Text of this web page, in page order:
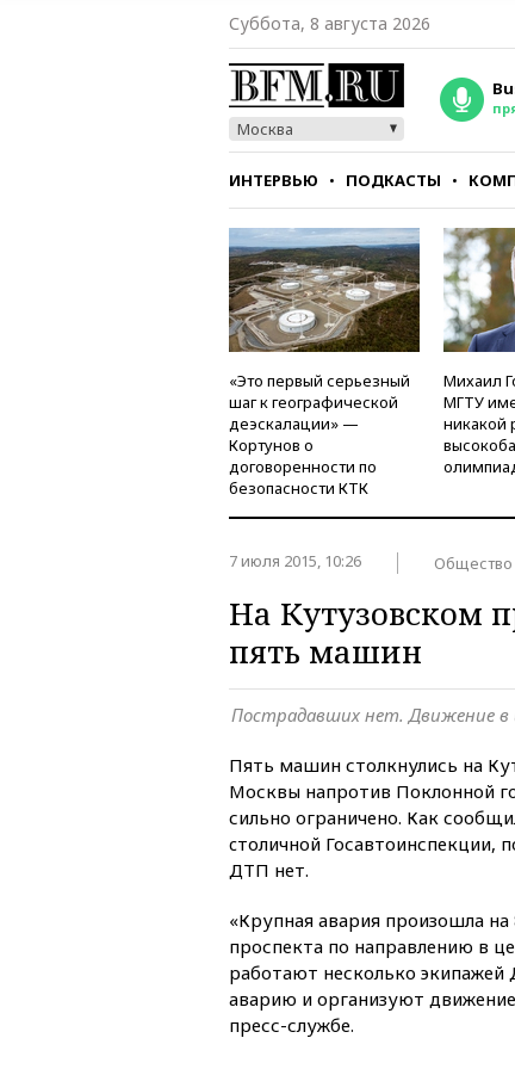
Суббота, 8 августа 2026
Москва
ИНТЕРВЬЮ ПОДКАСТЫ
СТИЛЬ ТЕСТЫ
«Это первый серьезный
шаг к географической
деэскалации» —
Кортунов о
договоренности по
безопасности КТК
Михаил
МГТУ
никакой
7 июля 2015, 10:26 Общество
На Кутузовском
пять машин
Пострадавших нет. Движение в
Пять машин столкнулись на
Москвы напротив Поклонной
сильно ограничено. Как
cтоличной Госавтоинспекции,
ДТП нет.
«Крупная авария произошла
проспекта по направлению в
работают несколько
аварию и организуют
пресс-службе.